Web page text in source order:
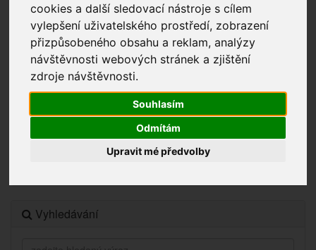
cookies a další sledovací nástroje s cílem
vylepšení uživatelského prostředí, zobrazení
přizpůsobeného obsahu a reklam, analýzy
návštěvnosti webových stránek a zjištění
zdroje návštěvnosti.
Souhlasím
Odmítám
Upravit mé předvolby
Vážení zákazníci, v tuto chvíli je Náš internetový obchod v
režimu Katalogu. Objednávky on-line nyní nelze vyřídit.
Děkujeme za pochopení.
Vyhledávání